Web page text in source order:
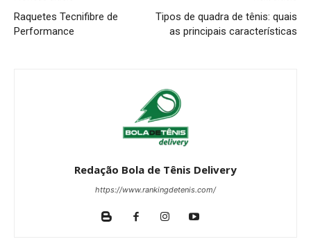
Raquetes Tecnifibre de
Performance
Tipos de quadra de tênis: quais
as principais características
Redação Bola de Tênis Delivery
https://www.rankingdetenis.com/